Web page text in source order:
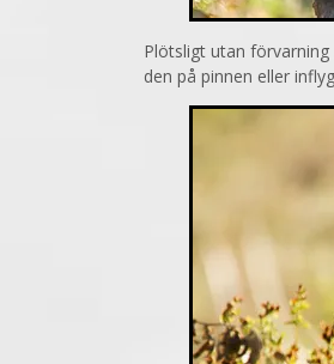
Plötsligt utan
den på pinnen eller